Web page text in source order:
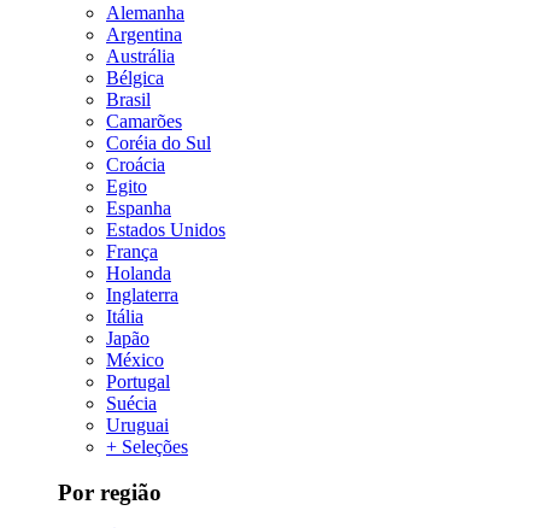
Alemanha
Argentina
Austrália
Bélgica
Brasil
Camarões
Coréia do Sul
Croácia
Egito
Espanha
Estados Unidos
França
Holanda
Inglaterra
Itália
Japão
México
Portugal
Suécia
Uruguai
+ Seleções
Por região